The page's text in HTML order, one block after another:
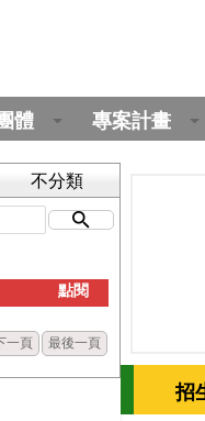
體 專案計畫
不分類
點閱
一頁 最後一頁
招